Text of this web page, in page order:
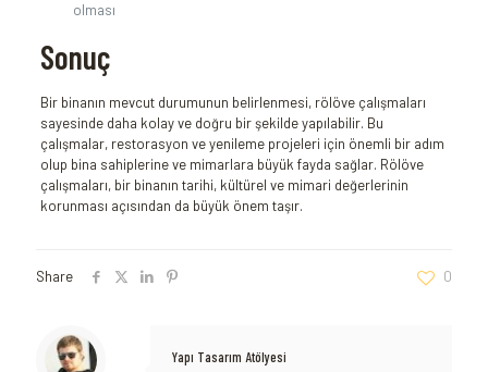
olması
Sonuç
Bir binanın mevcut durumunun belirlenmesi, rölöve çalışmaları
sayesinde daha kolay ve doğru bir şekilde yapılabilir. Bu
çalışmalar, restorasyon ve yenileme projeleri için önemli bir adım
olup bina sahiplerine ve mimarlara büyük fayda sağlar. Rölöve
çalışmaları, bir binanın tarihi, kültürel ve mimari değerlerinin
korunması açısından da büyük önem taşır.
Share 0
Yapı Tasarım Atölyesi